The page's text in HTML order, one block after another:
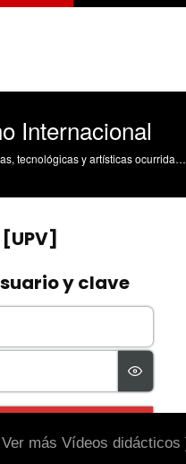
Internacional
Divulgación de las actividades científicas, tecnológicas y artísticas ocurridas en los tres campus de la UPV
más Vídeos didácticos